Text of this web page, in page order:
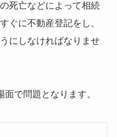
死亡などによって相続
ぐに不動産登記をし、
にしなければなりませ
で問題となります。